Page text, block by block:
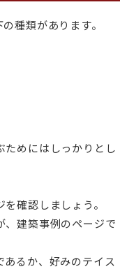
種類があります。
ためにはしっかりとし
確認しましょう。
、建築事例のページで
るか、好みのテイス